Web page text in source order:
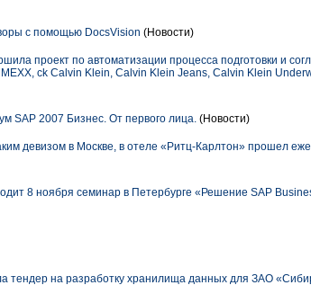
с помощью DocsVision (Новости)
проект по автоматизации процесса подготовки и
ck Calvin Klein, Calvin Klein Jeans, Calvin Klein
SAP 2007 Бизнес. От первого лица. (Новости)
девизом в Москве, в отеле «Ритц-Карлтон» прошел
8 ноября семинар в Петербурге «Решение SAP
тендер на разработку хранилища данных для ЗАО